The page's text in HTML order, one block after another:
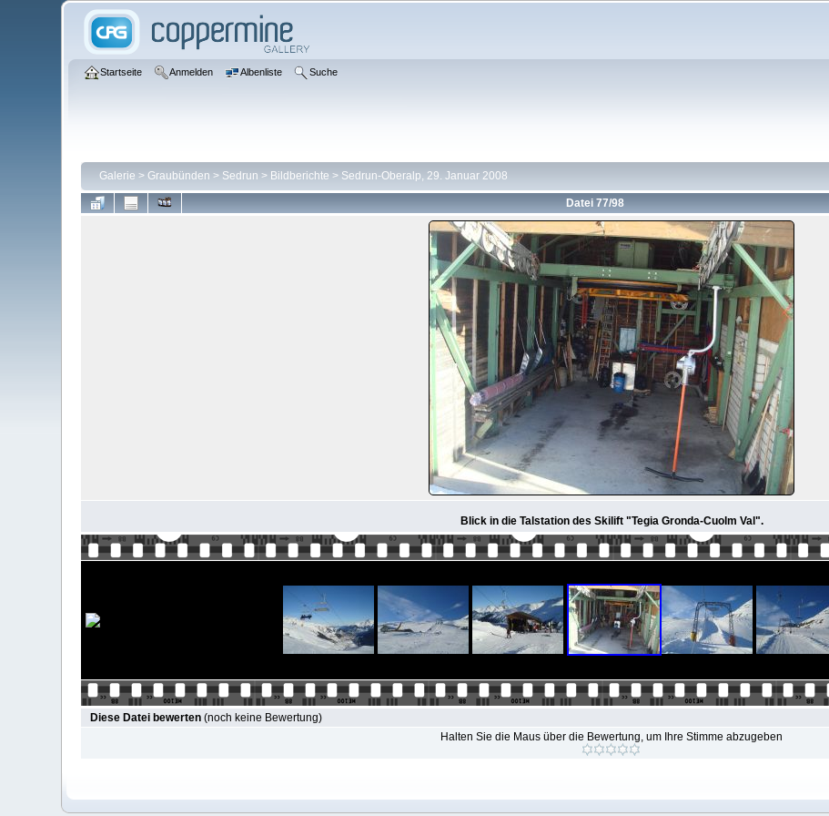
Startseite Anmelden Albenliste Suche
Galerie > Graubünden > Sedrun > Bildberichte > Sedrun-Oberalp, 29. Januar 2008
Datei 77/98
Blick in die Talstation des Skilift "Tegia Gronda-Cuolm Val".
Diese Datei bewerten(noch keine Bewertung)
Halten Sie die Maus über die Bewertung, um Ihre Stimme abzugeben